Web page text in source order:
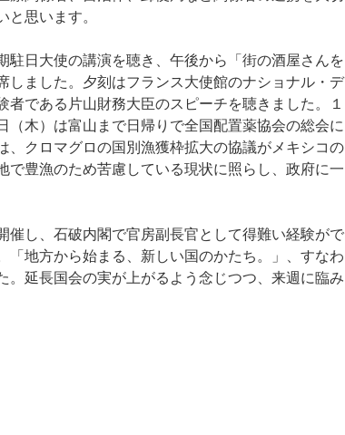
思います。
日大使の講演を聴き、午後から「街の酒屋さんを
ました。夕刻はフランス大使館のナショナル・デ
である片山財務大臣のスピーチを聴きました。１
（木）は富山まで日帰りで全国配置薬協会の総会に
クロマグロの国別漁獲枠拡大の協議がメキシコの
豊漁のため苦慮している現状に照らし、政府に一
し、石破内閣で官房副長官として得難い経験がで
地方から始まる、新しい国のかたち。」、すなわ
延長国会の実が上がるよう念じつつ、来週に臨み